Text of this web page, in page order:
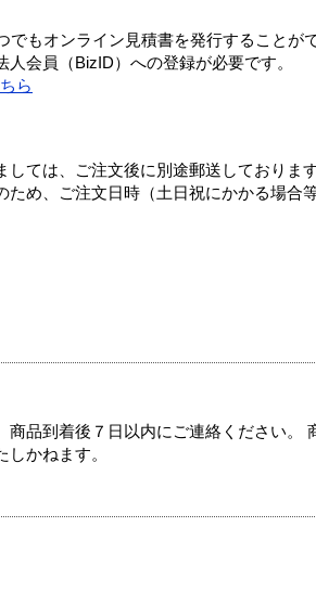
もオンライン見積書を発行することが
会員（BizID）への登録が必要です。
ら
ては、ご注文後に別途郵送しております
ため、ご注文日時（土日祝にかかる場合
商品到着後７日以内にご連絡ください。
かねます。